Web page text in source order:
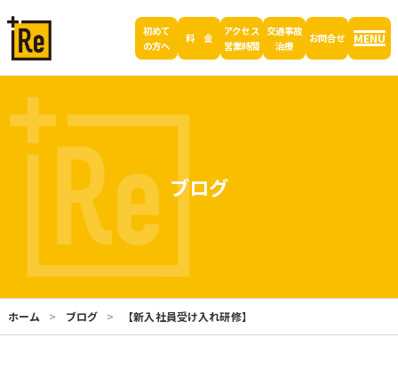
初めて
の方へ
料 金
アクセス
営業時間
交通事故
治療
お問合せ MENU
ブログ
ホーム ブログ 【新入社員受け入れ研修】